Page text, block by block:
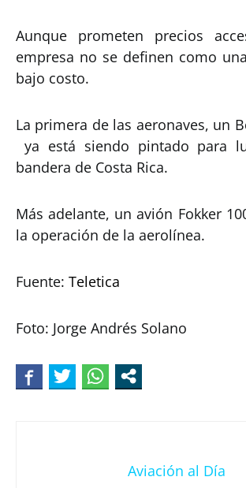
Aunque prometen precios
empresa no se definen como
bajo costo.
La primera de las aeronaves, un
ya está siendo pintado para
bandera de Costa Rica.
Más adelante, un avión Fokker
la operación de la aerolínea.
Fuente: Teletica
Foto: Jorge Andrés Solano
Aviación al Día